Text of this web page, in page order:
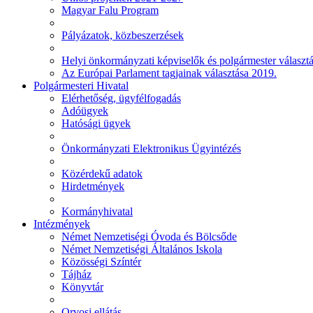
Magyar Falu Program
Pályázatok, közbeszerzések
Helyi önkormányzati képviselők és polgármester
Az Európai Parlament tagjainak választása 2019.
Polgármesteri Hivatal
Elérhetőség, ügyfélfogadás
Adóügyek
Hatósági ügyek
Önkormányzati Elektronikus Ügyintézés
Közérdekű adatok
Hirdetmények
Kormányhivatal
Intézmények
Német Nemzetiségi Óvoda és Bölcsőde
Német Nemzetiségi Általános Iskola
Közösségi Színtér
Tájház
Könyvtár